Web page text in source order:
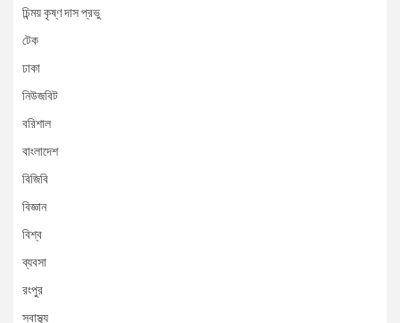
চিন্ময় কৃষ্ণ দাস প্রভু
টেক
ঢাকা
নিউজবিট
বরিশাল
বাংলাদেশ
বিজিবি
বিজ্ঞান
বিশ্ব
ব্যবসা
রংপুর
স্বাস্থ্য